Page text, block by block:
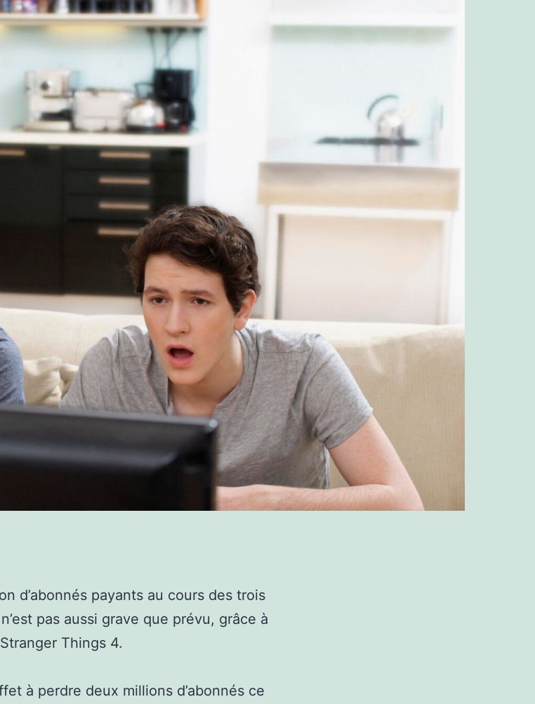
d’abonnés payants au cours des trois
pas aussi grave que prévu, grâce à
Things 4.
à perdre deux millions d’abonnés ce